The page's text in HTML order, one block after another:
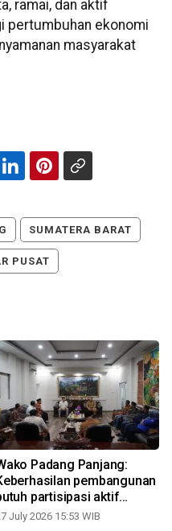
ramai, dan aktif
pertumbuhan ekonomi
masyarakat
SUMATERA BARAT
PUSAT
Padang Panjang:
pembangunan
partisipasi aktif
unsur
July 2026 15:53 WIB